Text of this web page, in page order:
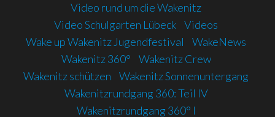
Video rund um die Wakenitz
Video Schulgarten Lübeck Videos
Wake up Wakenitz Jugendfestival
WakeNews
Wakenitz 360°
Wakenitz Crew
Wakenitz schützen
Wakenitz Sonnenuntergang
Wakenitzrundgang 360: Teil IV
Wakenitzrundgang 360° I